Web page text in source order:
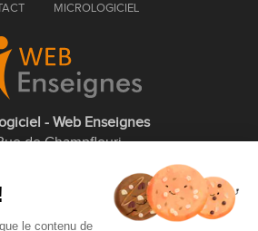
MICROLOGICIEL
- Web Enseignes
de Champfleuri
01 75 43 63 60
le contenu de